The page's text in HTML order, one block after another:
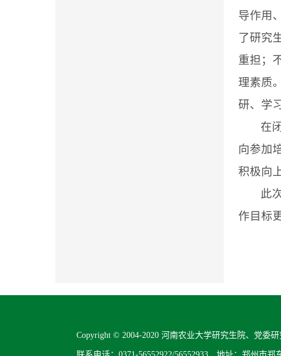
导作用
了研究
重担；
理素质
研、学
在
向参加
积极向
此
作目标
Copyright © 2004-2020 河南农业大学研究生院、党委